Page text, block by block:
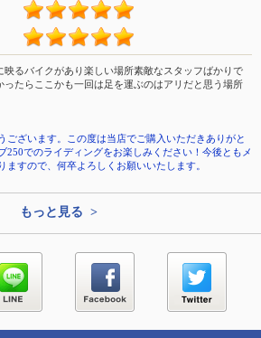
るバイクがあり楽しい場所素敵なスタッフばかりで
ったらここかも一回は足を運ぶのはアリだと思う場所
ございます。この度は当店でご購入いただきありがと
250でのライディングをお楽しみください！今後ともメ
ますので、何卒よろしくお願いいたします。
もっと見る >